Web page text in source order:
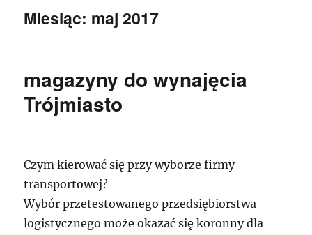
Miesiąc: maj 2017
magazyny do wynajęcia
Trójmiasto
Czym kierować się przy wyborze firmy
transportowej?
Wybór przetestowanego przedsiębiorstwa
logistycznego może okazać się koronny dla